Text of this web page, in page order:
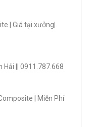
| Giá tại xưởng|
Hải || 0911.787.668
| Miễn Phí